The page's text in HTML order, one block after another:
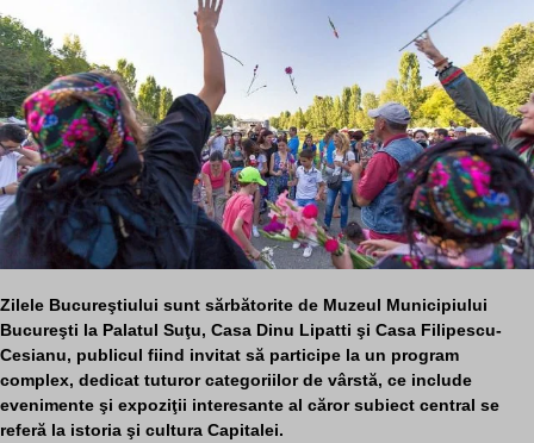
Zilele Bucureştiului sunt sărbătorite de Muzeul Municipiului
Bucureşti la Palatul Suţu, Casa Dinu Lipatti şi Casa Filipescu-
Cesianu, publicul fiind invitat să participe la un program
complex, dedicat tuturor categoriilor de vârstă, ce include
evenimente şi expoziţii interesante al căror subiect central se
referă la istoria şi cultura Capitalei.